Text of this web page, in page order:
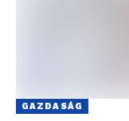
GAZDASÁG